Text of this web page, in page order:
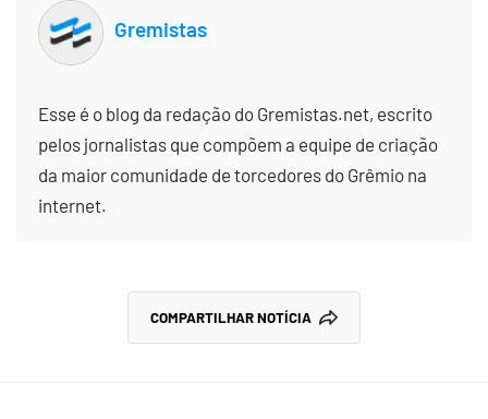
Gremistas
Esse é o blog da redação do Gremistas.net, escrito
pelos jornalistas que compõem a equipe de criação
da maior comunidade de torcedores do Grêmio na
internet.
COMPARTILHAR NOTÍCIA